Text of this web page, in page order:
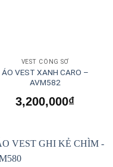
VEST CÔNG SỞ
ÁO VEST XANH CARO –
AVM582
3,200,000₫